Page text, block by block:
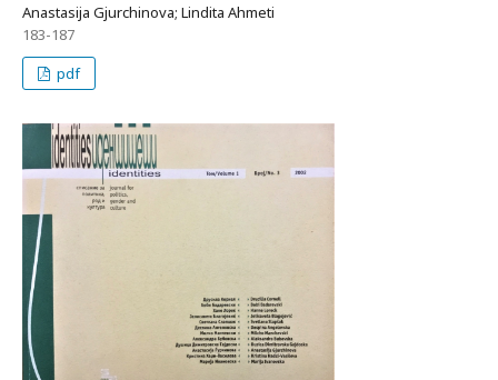
Anastasija Gjurchinova; Lindita Ahmeti
183-187
pdf